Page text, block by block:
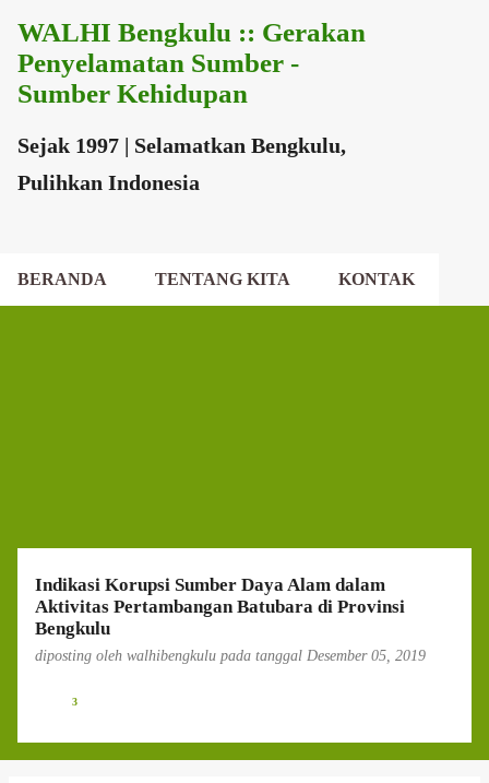
Langsung ke konten utama
WALHI Bengkulu :: Gerakan
Penyelamatan Sumber -
Sumber Kehidupan
Sejak 1997 | Selamatkan Bengkulu,
Pulihkan Indonesia
BERANDA TENTANG KITA KONTAK
Indikasi Korupsi Sumber Daya Alam dalam
Aktivitas Pertambangan Batubara di Provinsi
Bengkulu
diposting oleh walhibengkulu pada tanggal Desember 05, 2019
3